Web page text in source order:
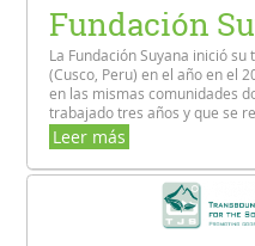
Fundación
La Fundación Suyana inició
(Cusco, Peru) en el año en el
en las mismas comunidades
trabajado tres años y que se
Leer más